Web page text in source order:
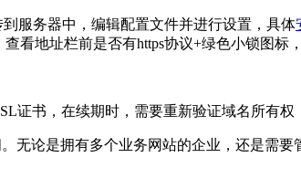
服务器中，编辑配置文件并进行设置，具体
地址栏前是否有https协议+绿色小锁图标
证书，在续期时，需要重新验证域名所有权
无论是拥有多个业务网站的企业，还是需